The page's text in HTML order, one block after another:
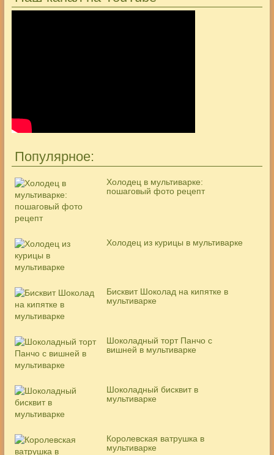
Популярное:
Холодец в мультиварке:
пошаговый фото рецепт
Холодец из курицы в мультиварке
Бисквит Шоколад на кипятке в
мультиварке
Шоколадный торт Панчо с
вишней в мультиварке
Шоколадный бисквит в
мультиварке
Королевская ватрушка в
мультиварке